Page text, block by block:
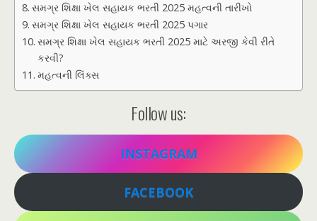
સમગ્ર શિક્ષા ખેલ સહાયક ભરતી 2025 મહત્વની તારીખો
સમગ્ર શિક્ષા ખેલ સહાયક ભરતી 2025 પગાર
સમગ્ર શિક્ષા ખેલ સહાયક ભરતી 2025 માટે અરજી કેવી રીતે
કરવી?
મહત્વની લિંક્સ
Follow us:
INSTAGRAM
FACEBOOK